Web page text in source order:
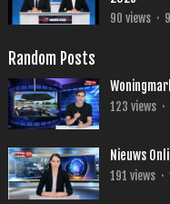
90 views ·
Random Posts
123 views ·
Nieuws
191 views ·